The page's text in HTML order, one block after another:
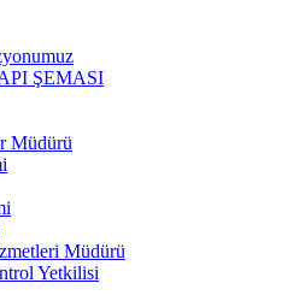
ŞEMASI
Müdürü
Müdürü
Yetkilisi